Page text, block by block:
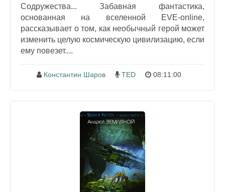
Содружества... Забавная фантастика,
основанная на вселенной EVE-online,
рассказывает о том, как необычный герой может
изменить целую космическую цивилизацию, если
ему повезет....
Константин Шаров TED 08:11:00